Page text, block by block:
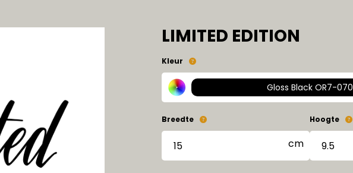
LIMITED EDITION
Kleur
Gloss Black OR7-070
Breedte Hoogte